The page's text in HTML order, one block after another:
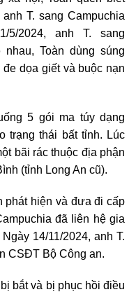
T. sang Campuchia
5/2024, anh T. sang
Toàn dùng súng
dọa giết và buộc nạn
5 gói ma túy dạng
trạng thái bất tỉnh. Lúc
bãi rác thuộc địa phận
(tỉnh Long An cũ).
phát hiện và đưa đi cấp
đã liên hệ gia
14/11/2024, anh T.
CSĐT Bộ Công an.
bắt và bị phục hồi điều